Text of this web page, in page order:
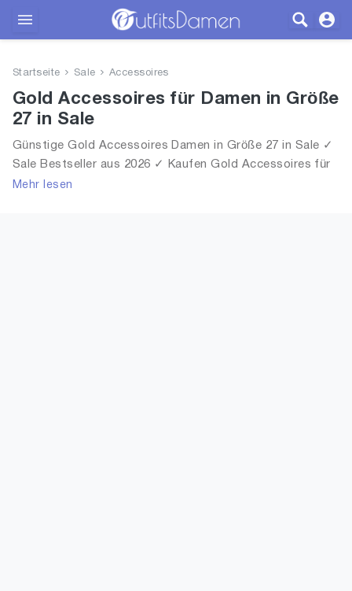
Bekleidung
Schuhe
Startseite Sale Accessoires
Gold Accessoires für Damen in Größe
27 in Sale
Günstige Gold Accessoires Damen in Größe 27 in Sale ✓
Sale Bestseller aus 2026 ✓ Kaufen Gold Accessoires für
Frauen in Größe 27 in Sale!
Mehr lesen